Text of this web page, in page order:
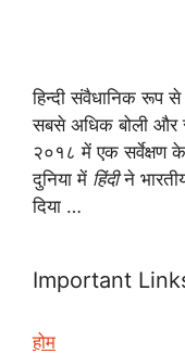
हिन्दी संवैधानिक रूप
सबसे अधिक बोली और
२०१८ में एक सर्वेक्षण
दुनिया में हिंदीने
दिया …
Important
होम